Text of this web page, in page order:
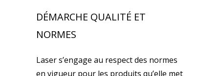
DÉMARCHE QUALITÉ ET
NORMES
Laser s’engage au respect des normes
en vigueur pour les produits qu’elle met